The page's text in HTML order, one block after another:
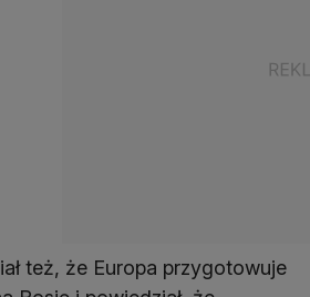
też, że Europa przygotowuje